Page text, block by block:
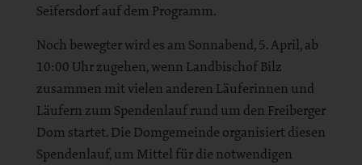
Seifersdorf auf dem Programm.
Noch bewegter wird es am Sonnabend, 5. April, ab
10:00 Uhr zugehen, wenn Landbischof Bilz
zusammen mit vielen anderen Läuferinnen und
Läufern zum Spendenlauf rund um den Freiberger
Dom startet. Die Domgemeinde organisiert diesen
Spendenlauf, um Mittel für die notwendigen